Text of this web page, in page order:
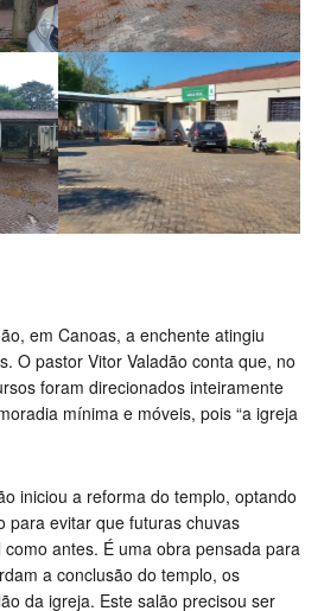
em Canoas, a enchente atingiu
O pastor Vitor Valadão conta que, no
foram direcionados inteiramente
mínima e móveis, pois “a igreja
iniciou a reforma do templo, optando
para evitar que futuras chuvas
antes. É uma obra pensada para
a conclusão do templo, os
da igreja. Este salão precisou ser